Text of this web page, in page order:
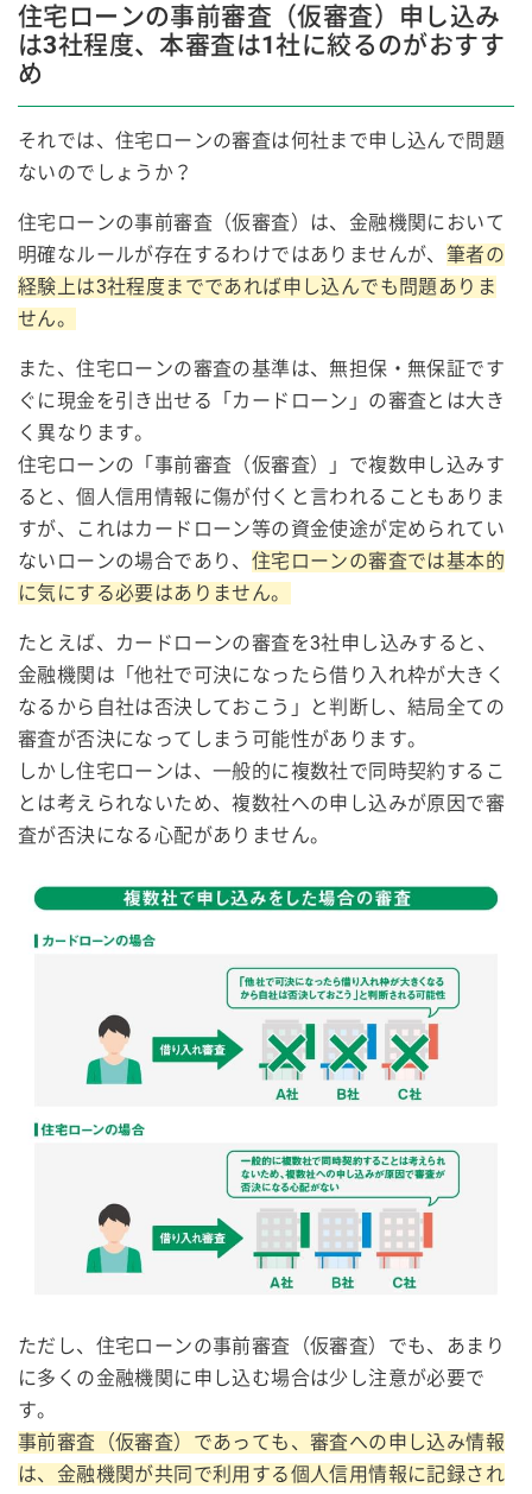
住宅ローンの事前審査（仮審査）申し込み
は3社程度、本審査は1社に絞るのがおすす
め
それでは、住宅ローンの審査は何社まで申し込んで問題
ないのでしょうか？
住宅ローンの事前審査（仮審査）は、金融機関において
明確なルールが存在するわけではありませんが、 筆者の
経験上は3社程度までであれば申し込んでも問題ありま
せん。
また、住宅ローンの審査の基準は、無担保・無保証です
ぐに現金を引き出せる「カードローン」の審査とは大き
く異なります。
住宅ローンの「事前審査（仮審査）」で複数申し込みす
ると、個人信用情報に傷が付くと言われることもありま
すが、これはカードローン等の資金使途が定められてい
ないローンの場合であり、 住宅ローンの審査では基本的
に気にする必要はありません。
たとえば、カードローンの審査を3社申し込みすると、
金融機関は「他社で可決になったら借り入れ枠が大きく
なるから自社は否決しておこう」と判断し、結局全ての
審査が否決になってしまう可能性があります。
しかし住宅ローンは、一般的に複数社で同時契約するこ
とは考えられないため、複数社への申し込みが原因で審
査が否決になる心配がありません。
ただし、住宅ローンの事前審査（仮審査）でも、あまり
に多くの金融機関に申し込む場合は少し注意が必要で
す。
事前審査（仮審査）であっても、審査への申し込み情報
は、金融機関が共同で利用する個人信用情報に記録され